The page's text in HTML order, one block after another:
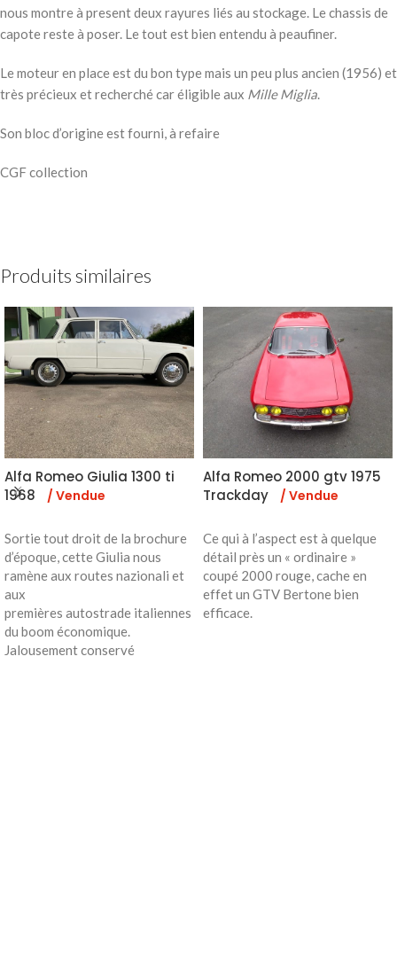
nous montre à present deux rayures liés au stockage. Le chassis de
capote reste à poser. Le tout est bien entendu à peaufiner.
Le moteur en place est du bon type mais un peu plus ancien (1956) et
très précieux et recherché car éligible aux Mille Miglia.
Son bloc d’origine est fourni, à refaire
CGF collection
Produits similaires
Alfa Romeo Giulia 1300 ti
1968
/ Vendue
Sortie tout droit de la brochure
d’époque, cette Giulia nous
ramène aux routes nazionali et
aux
premières autostrade italiennes
du boom économique.
Jalousement conservé
Alfa Romeo 2000 gtv 1975
Trackday
/ Vendue
Ce qui à l’aspect est à quelque
détail près un « ordinaire »
coupé 2000 rouge, cache en
effet un GTV Bertone bien
efficace.